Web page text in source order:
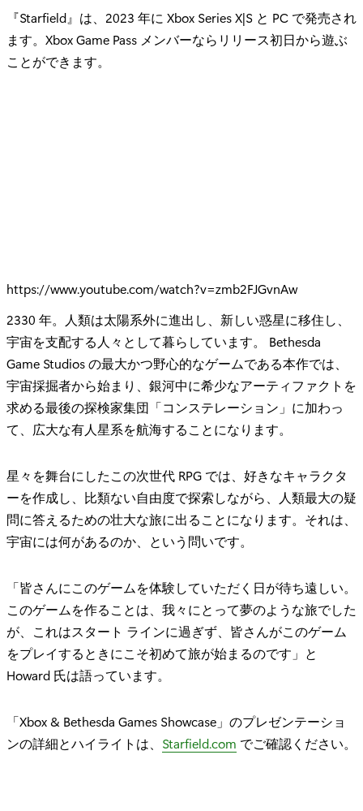
『Starfield』は、2023 年に Xbox Series X|S と PC で発売され
ます。Xbox Game Pass メンバーならリリース初日から遊ぶ
ことができます。
https://www.youtube.com/watch?v=zmb2FJGvnAw
2330 年。人類は太陽系外に進出し、新しい惑星に移住し、
宇宙を支配する人々として暮らしています。 Bethesda
Game Studios の最大かつ野心的なゲームである本作では、
宇宙採掘者から始まり、銀河中に希少なアーティファクトを
求める最後の探検家集団「コンステレーション」に加わっ
て、広大な有人星系を航海することになります。
星々を舞台にしたこの次世代 RPG では、好きなキャラクタ
ーを作成し、比類ない自由度で探索しながら、人類最大の疑
問に答えるための壮大な旅に出ることになります。それは、
宇宙には何があるのか、という問いです。
「皆さんにこのゲームを体験していただく日が待ち遠しい。
このゲームを作ることは、我々にとって夢のような旅でした
が、これはスタート ラインに過ぎず、皆さんがこのゲーム
をプレイするときにこそ初めて旅が始まるのです」と
Howard 氏は語っています。
「Xbox & Bethesda Games Showcase」のプレゼンテーショ
ンの詳細とハイライトは、 Starfield.com でご確認ください。